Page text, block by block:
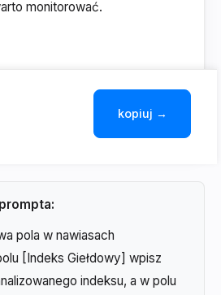
monitorować.
kopiuj →
pola w nawiasach
[Indeks Giełdowy] wpisz
indeksu, a w polu